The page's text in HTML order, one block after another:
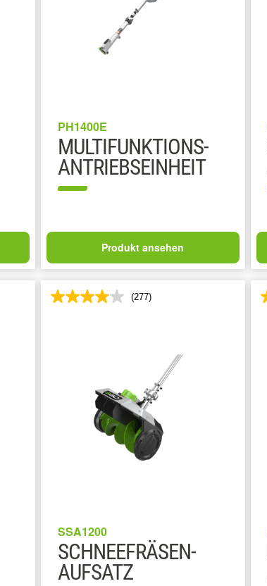
PH1400E
MULTIFUNKTIONS-
ANTRIEBSEINHEIT
Produkt ansehen
(277)
SSA1200
SCHNEEFRÄSEN-
AUFSATZ